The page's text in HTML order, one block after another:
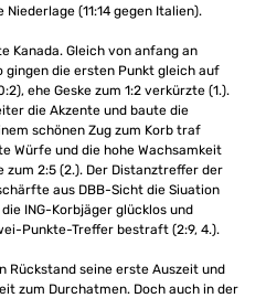
Niederlage (11:14 gegen Italien).
Kanada. Gleich von anfang an
gingen die ersten Punkt gleich auf
ehe Geske zum 1:2 verkürzte (1.).
die Akzente und baute die
schönen Zug zum Korb traf
Würfe und die hohe Wachsamkeit
2:5 (2.). Der Distanztreffer der
aus DBB-Sicht die Siuation
ING-Korbjäger glücklos und
Punkte-Treffer bestraft (2:9, 4.).
Rückstand seine erste Auszeit und
zum Durchatmen. Doch auch in der